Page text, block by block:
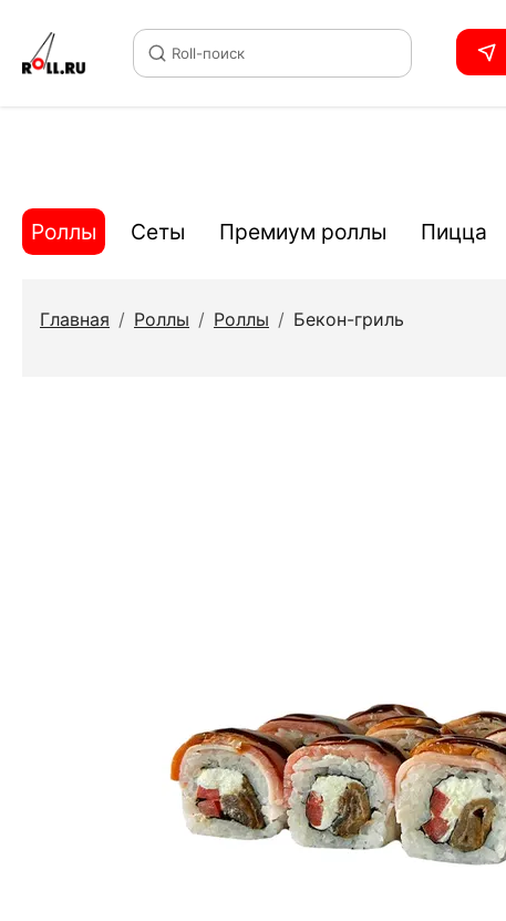
Roll-поиск
Роллы Сеты Премиум роллы Пицца
Главная / Роллы / Роллы / Бекон-гриль